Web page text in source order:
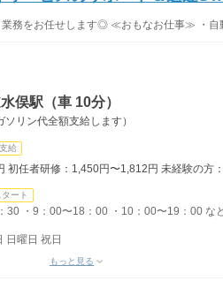
務をお任せします◎ ≪おもなお仕事≫ ・自
俣駅（車 10分）
リン代全額支給します）
給
任者研修：1,450円〜1,812円 未経験の方：
ート
30 ・9：00〜18：00 ・10：00〜19：00 な
日曜日 祝日
もっと見る